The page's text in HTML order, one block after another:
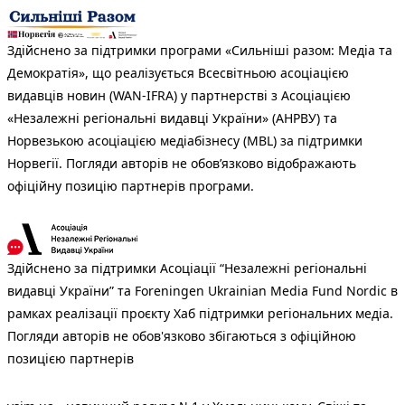
Здійснено за підтримки програми «Сильніші разом: Медіа та
Демократія», що реалізується Всесвітньою асоціацією
видавців новин (WAN-IFRA) у партнерстві з Асоціацією
«Незалежні регіональні видавці України» (АНРВУ) та
Норвезькою асоціацією медіабізнесу (MBL) за підтримки
Норвегії. Погляди авторів не обов’язково відображають
офіційну позицію партнерів програми.
Здійснено за підтримки Асоціації “Незалежні регіональні
видавці України” та Foreningen Ukrainian Media Fund Nordic в
рамках реалізації проєкту Хаб підтримки регіональних медіа.
Погляди авторів не обов'язково збігаються з офіційною
позицією партнерів